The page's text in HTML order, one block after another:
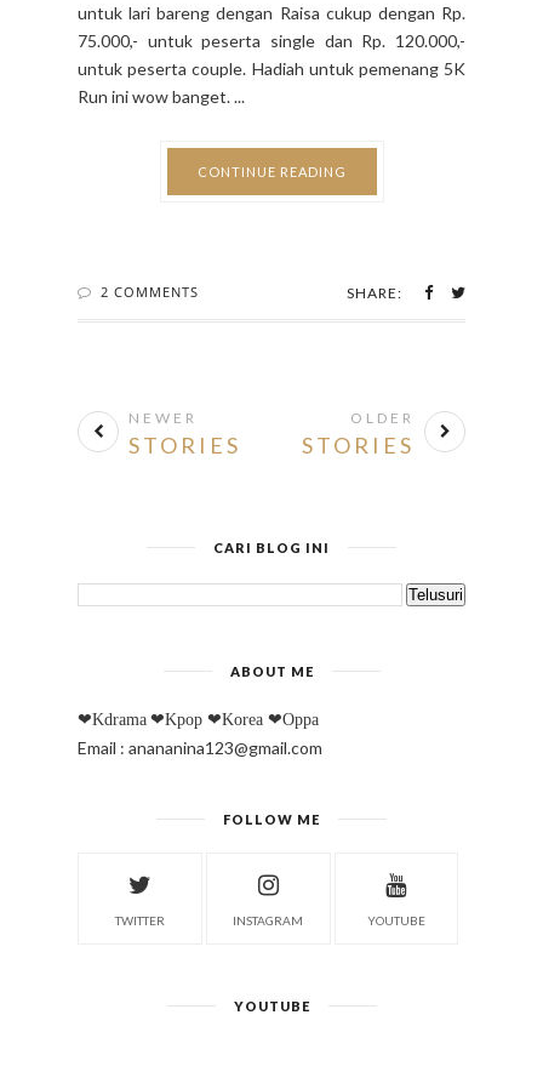
untuk lari bareng dengan Raisa cukup dengan Rp.
75.000,- untuk peserta single dan Rp. 120.000,-
untuk peserta couple. Hadiah untuk pemenang 5K
Run ini wow banget. ...
CONTINUE READING
2 COMMENTS SHARE:
NEWER
STORIES
OLDER
STORIES
CARI BLOG INI
ABOUT ME
❤Kdrama ❤Kpop ❤Korea ❤Oppa
Email : anananina123@gmail.com
FOLLOW ME
TWITTER INSTAGRAM YOUTUBE
YOUTUBE